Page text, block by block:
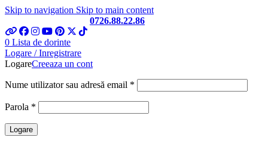
Skip to navigation Skip to main content
0726.88.22.86
0 Lista de dorinte
Logare / Inregistrare
LogareCreeaza un cont
Nume utilizator sau adresă email *
Parola *
Logare